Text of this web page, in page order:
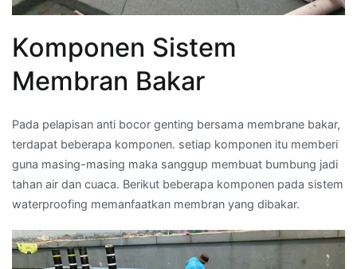
Komponen Sistem
Membran Bakar
Pada pelapisan anti bocor genting bersama membrane bakar,
terdapat beberapa komponen. setiap komponen itu memberi
guna masing-masing maka sanggup membuat bumbung jadi
tahan air dan cuaca. Berikut beberapa komponen pada sistem
waterproofing memanfaatkan membran yang dibakar.